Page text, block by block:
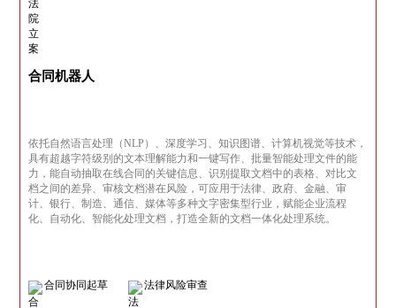
合同机器人
依托自然语言处理（NLP）、深度学习、知识图谱、计算机视觉等技术，
具有超越字符级别的文本理解能力和一键写作、批量智能处理文件的能
力，能自动抽取在线合同的关键信息、识别提取文档中的表格、对比文
档之间的差异、审核文档潜在风险，可应用于法律、政府、金融、审
计、银行、制造、通信、媒体等多种文字密集型行业，赋能企业流程
化、自动化、智能化处理文档，打造全新的文档一体化处理系统。
合同协同起草 法律风险审查